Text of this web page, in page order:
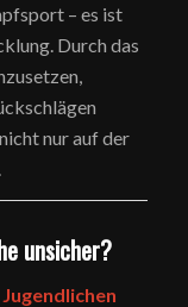
– es ist
Durch das
nur auf der
unsicher?